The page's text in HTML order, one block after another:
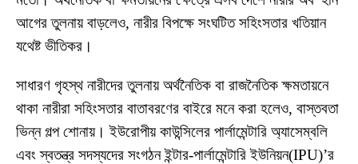
আগের তুলনায় বাড়লেও, নারীর বিপক্ষে সংঘটিত সহিংসতার খতিয়ান
যথেষ্ট ভীতিকর।
সাধারণ গৃহস্থ নারীদের তুলনায় অর্থনৈতিক বা রাজনৈতিক ক্ষমতায়নে
থাকা নারীরা সহিংসতার বাতাবরণের বাইরে মনে করা হলেও, বাস্তবতা
ভিন্ন গল্প শোনায়। ইউরোপীয় কাউন্সিলের পার্লামেন্টারি অ্যাসেম্বলি
এবং স্বতন্ত্র সদস্যদের সংগঠন ইন্টার-পার্লামেন্টারি ইউনিয়ন(IPU)’র